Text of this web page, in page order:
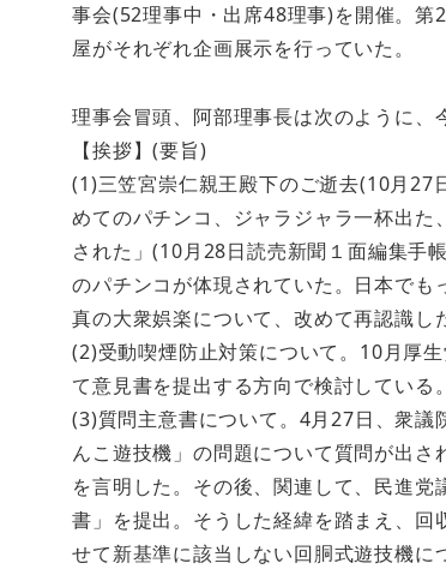
事会(52理事中・出席48理事)を開催。
屋がそれぞれ企画展示を行っていた。
理事会冒頭、阿部理事長は次のように、
【挨拶】(要旨)
(1)三笠宮崇仁親王殿下のご逝去(10月27
めてのパチンコ、ジャラジャラ一杯出
された」(10月28日読売新聞１面編集手
のパチンコが体現されていた。日本でも
真の大衆娯楽について、改めて再認識し
(2)受動喫煙防止対策について。10月厚
て意見書を提出する方向で検討している。
(3)質問主意書について。4月27日、衆議
んこ遊技機」の問題について質問が出
を言明した。その後、関連して、民進
書」を提出。そうした経緯を踏まえ、
せて新基準に該当しない回胴式遊技機に